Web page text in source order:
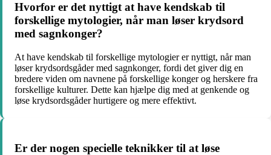
Hvorfor er det nyttigt at have kendskab til
forskellige mytologier, når man løser krydsord
med sagnkonger?
At have kendskab til forskellige mytologier er nyttigt, når man
løser krydsordsgåder med sagnkonger, fordi det giver dig en
bredere viden om navnene på forskellige konger og herskere fra
forskellige kulturer. Dette kan hjælpe dig med at genkende og
løse krydsordsgåder hurtigere og mere effektivt.
Er der nogen specielle teknikker til at løse